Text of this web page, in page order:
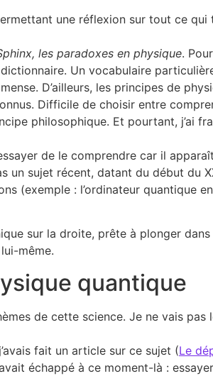
une réflexion sur tout ce qui
les paradoxes en physique.
Un vocabulaire
D’ailleurs, les principes de
Difficile de choisir entre
philosophique. Et pourtant, j’ai
de le comprendre car il
un sujet récent, datant du début du
(exemple : l’ordinateur quantique
sur la droite, prête à plonger
même.
quantique
de cette science. Je ne vais pas
fait un article sur ce sujet (Le
échappé à ce moment-là :